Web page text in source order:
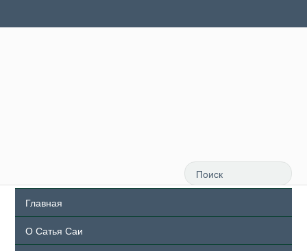
Главная
О Сатья Саи